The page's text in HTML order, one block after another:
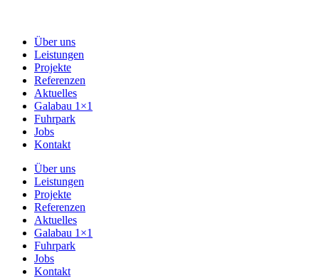
Über uns
Leistungen
Projekte
Referenzen
Aktuelles
Galabau 1×1
Fuhrpark
Jobs
Kontakt
Über uns
Leistungen
Projekte
Referenzen
Aktuelles
Galabau 1×1
Fuhrpark
Jobs
Kontakt